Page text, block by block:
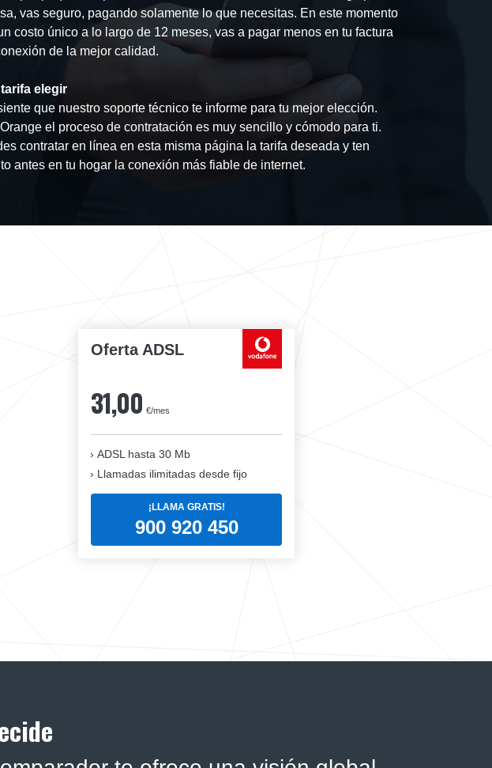
vas seguro, pagando solamente lo que necesitas. En este momento
costo único a lo largo de 12 meses, vas a pagar menos en tu factura
de la mejor calidad.
elegir
que nuestro soporte técnico te informe para tu mejor elección.
el proceso de contratación es muy sencillo y cómodo para ti.
contratar en línea en esta misma página la tarifa deseada y ten
antes en tu hogar la conexión más fiable de internet.
Oferta ADSL
31,00 €/mes
ADSL hasta 30 Mb
Llamadas ilimitadas desde fijo
¡LLAMA GRATIS!
900 920 450